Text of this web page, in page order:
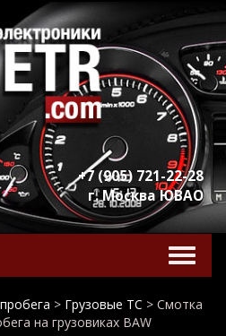
+7 (905) 721-22-28
г. Москва ЮВАО
> Грузовые ТС > Смотка
на грузовиках BAW